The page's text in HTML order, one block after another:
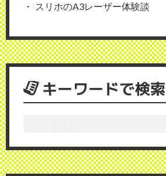
スリホのA3レーザー体験談
キーワードで検索